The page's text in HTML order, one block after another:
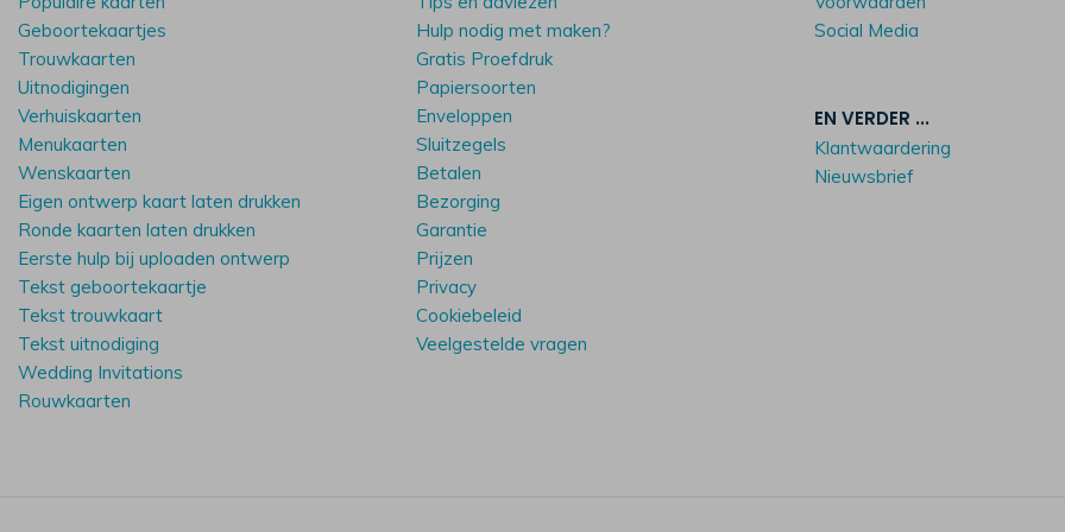
Geboortekaartjes
Trouwkaarten
Uitnodigingen
Verhuiskaarten
Menukaarten
Wenskaarten
Eigen ontwerp kaart laten drukken
Ronde kaarten laten drukken
Eerste hulp bij uploaden ontwerp
Tekst geboortekaartje
Tekst trouwkaart
Tekst uitnodiging
Wedding Invitations
Rouwkaarten
Hulp nodig met maken?
Gratis Proefdruk
Papiersoorten
Enveloppen
Sluitzegels
Betalen
Bezorging
Garantie
Prijzen
Privacy
Cookiebeleid
Veelgestelde vragen
Social Media
EN VERDER ...
Klantwaardering
Nieuwsbrief